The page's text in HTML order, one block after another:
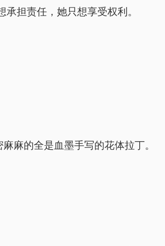
担责任，她只想享受权利。
麻的全是血墨手写的花体拉丁。